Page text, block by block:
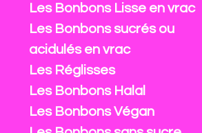
Les Bonbons Lisse en vrac
Les Bonbons sucrés ou
acidulés en vrac
Les Réglisses
Les Bonbons Halal
Les Bonbons Végan